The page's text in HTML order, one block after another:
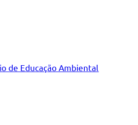
de Educação Ambiental